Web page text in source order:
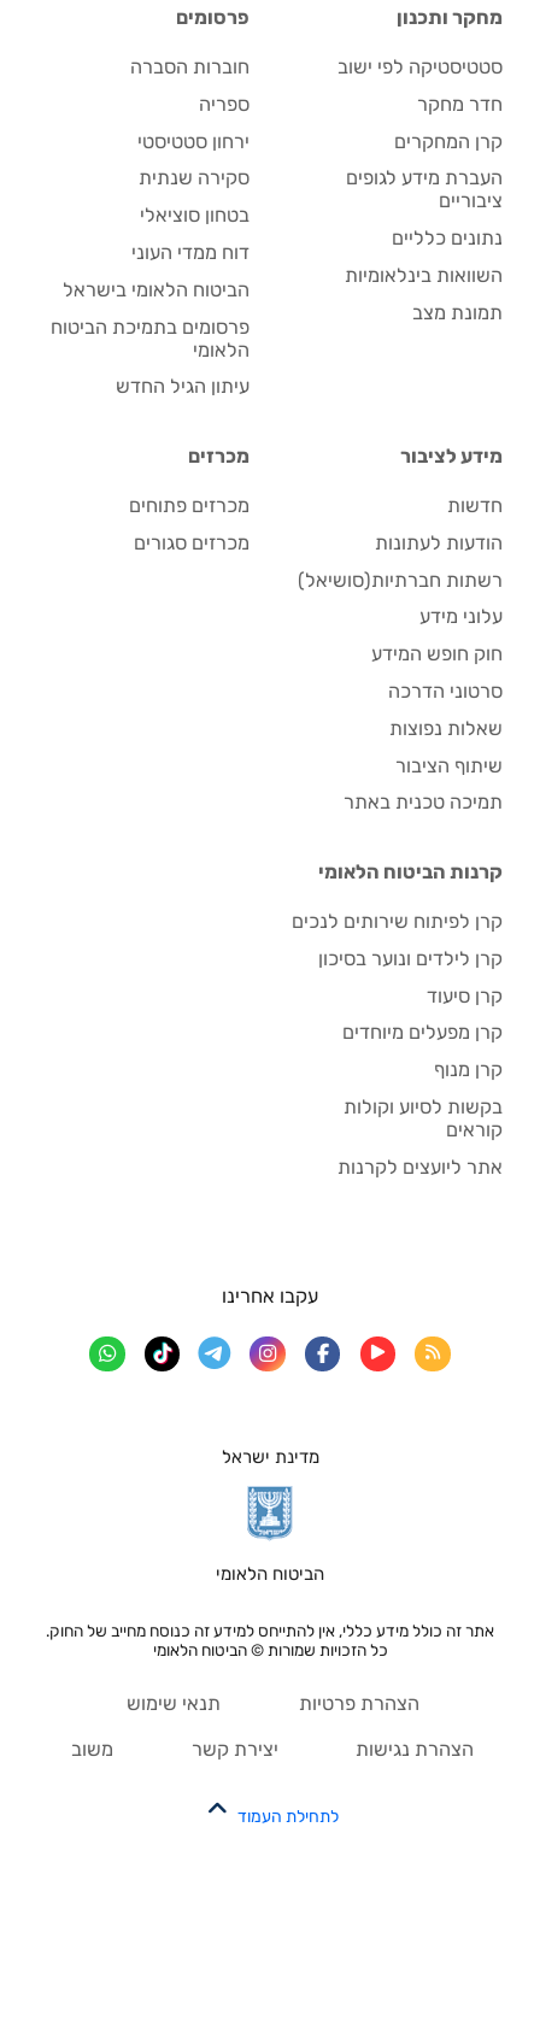
מחקר ותכנון
סטטיסטיקה לפי ישוב
חדר מחקר
קרן המחקרים
העברת מידע לגופים
ציבוריים
נתונים כלליים
השוואות בינלאומיות
תמונת מצב
פרסומים
חוברות הסברה
ספריה
ירחון סטטיסטי
סקירה שנתית
בטחון סוציאלי
דוח ממדי העוני
הביטוח הלאומי בישראל
פרסומים בתמיכת הביטוח
הלאומי
עיתון הגיל החדש
מידע לציבור
חדשות
הודעות לעתונות
רשתות חברתיות(סושיאל)
עלוני מידע
חוק חופש המידע
סרטוני הדרכה
שאלות נפוצות
שיתוף הציבור
תמיכה טכנית באתר
מכרזים
מכרזים פתוחים
מכרזים סגורים
קרנות הביטוח הלאומי
קרן לפיתוח שירותים לנכים
קרן לילדים ונוער בסיכון
קרן סיעוד
קרן מפעלים מיוחדים
קרן מנוף
בקשות לסיוע וקולות
קוראים
אתר ליועצים לקרנות
מדינת ישראל
הביטוח הלאומי
אתר זה כולל מידע כללי, אין להתייחס למידע זה כנוסח מחייב של החוק.
כל הזכויות שמורות © הביטוח הלאומי
עקבו אחרינו
הצהרת פרטיות תנאי שימוש
הצהרת נגישות יצירת קשר משוב
לתחילת העמוד